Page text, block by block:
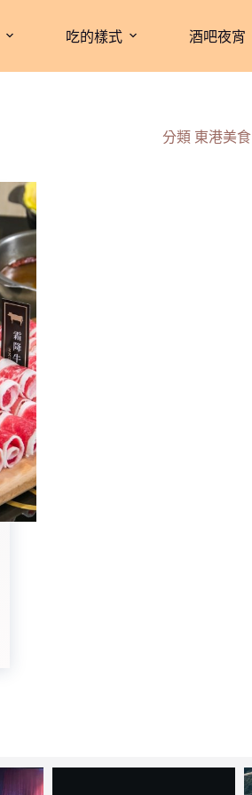
吃的樣式 酒吧夜宵
分類 東港美食